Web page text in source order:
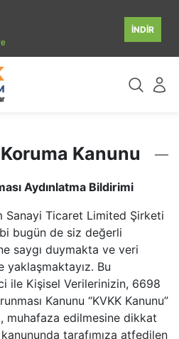
İNDİR
Kanunu
Aydınlatma Bildirimi
Sanayi Ticaret Limited Şirketi
bugün de siz değerli
saygı duymakta ve veri
yaklaşmaktayız. Bu
ile Kişisel Verilerinizin, 6698
Kanunu “KVKK Kanunu”
muhafaza edilmesine dikkat
tarafımıza atfedilen